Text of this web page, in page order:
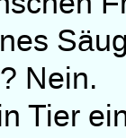
Nein.